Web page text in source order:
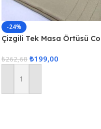
-24%
Çizgili Tek Masa Örtüsü
₺262,68 ₺199,00
Sepete Ekle